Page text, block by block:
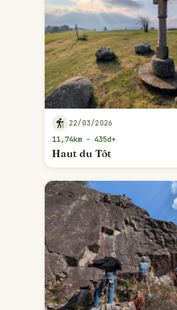
22/03/2026
11,74km - 435d+
Haut du Tôt